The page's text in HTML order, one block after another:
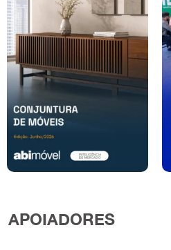
APOIADORES